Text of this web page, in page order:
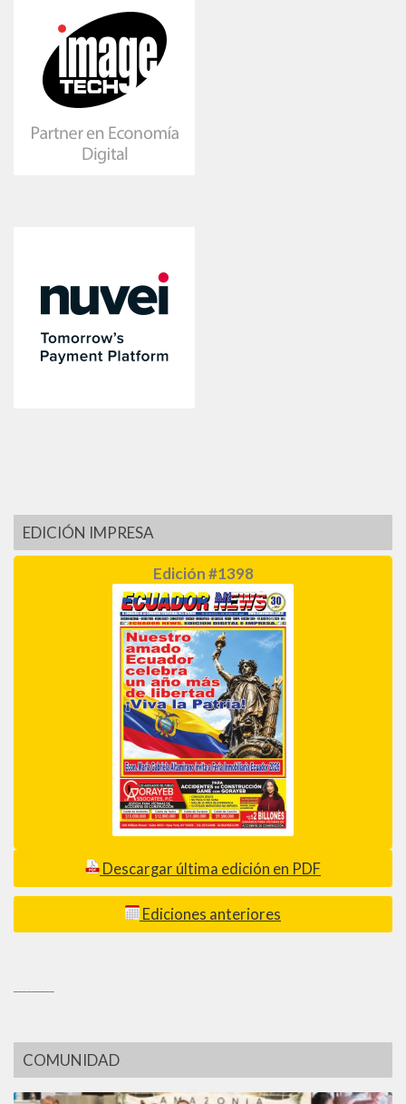
EDICIÓN IMPRESA
Edición #1398
Descargar última edición en PDF
Ediciones anteriores
COMUNIDAD